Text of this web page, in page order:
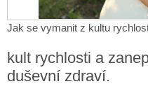
Jak se vymanit z kultu
kult rychlosti a
duševní zdraví.